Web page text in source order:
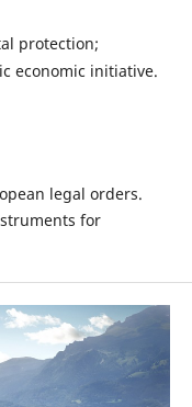
protection;
economic initiative.
legal orders.
for